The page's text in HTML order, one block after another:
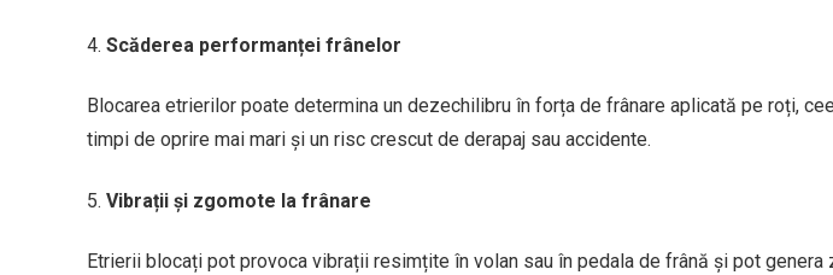
Scăderea performanței frânelor
Blocarea etrierilor poate determina un dezechilibru în forța de frânare aplicată pe roți,
timpi de oprire mai mari și un risc crescut de derapaj sau accidente.
Vibrații și zgomote la frânare
Etrierii blocați pot provoca vibrații resimțite în volan sau în pedala de frână și pot genera